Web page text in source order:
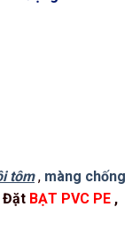
tôm, màng chống
Đặt BẠT PVC PE ,